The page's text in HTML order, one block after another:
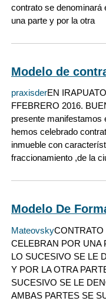
contrato se
una parte y por la otra
Modelo de
praxisderEN
FFEBRERO 2016.
presente manifestamos
hemos celebrado
inmueble con
fraccionamiento ,de la
Modelo De
MateovskyCONTRATO
CELEBRAN POR UNA
LO SUCESIVO SE LE
Y POR LA OTRA
SUCESIVO SE LE
AMBAS PARTES SE